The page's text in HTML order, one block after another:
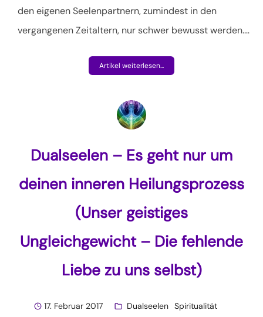
den eigenen Seelenpartnern, zumindest in den
vergangenen Zeitaltern, nur schwer bewusst werden.…
Artikel weiterlesen...
Dualseelen – Es geht nur um
deinen inneren Heilungsprozess
(Unser geistiges
Ungleichgewicht – Die fehlende
Liebe zu uns selbst)
17. Februar 2017 Dualseelen Spiritualität